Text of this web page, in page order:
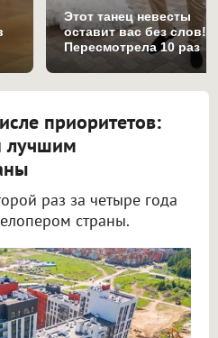
Этот танец невесты
оставит вас без слов!
Пересмотрела 10 раз
приоритетов:
лучшим
раз за четыре года
страны.